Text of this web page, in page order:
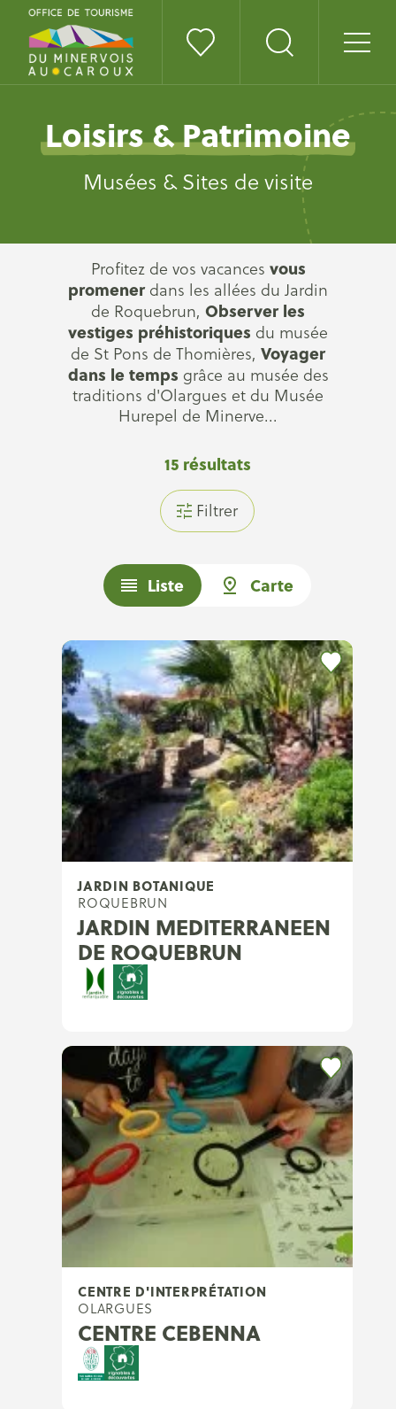
Loisirs & Patrimoine
Musées & Sites de visite
Profitez de vos vacances vous
promener dans les allées du Jardin
de Roquebrun, Observer les
vestiges préhistoriques du musée
de St Pons de Thomières, Voyager
dans le temps grâce au musée des
traditions d'Olargues et du Musée
Hurepel de Minerve...
15résultats
Filtrer
Liste Carte
JARDIN BOTANIQUE
ROQUEBRUN
JARDIN MEDITERRANEEN
DE ROQUEBRUN
CENTRE D'INTERPRÉTATION
OLARGUES
CENTRE CEBENNA